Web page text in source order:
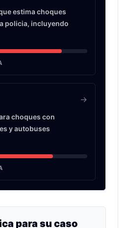
estima choques
policia, incluyendo
choques con
y autobuses
->
para su caso